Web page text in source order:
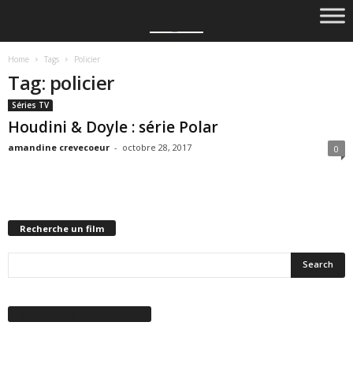
Home Tags Policier
Tag: policier
Séries TV
Houdini & Doyle : série Polar
amandine crevecoeur - octobre 28, 2017 0
Recherche un film